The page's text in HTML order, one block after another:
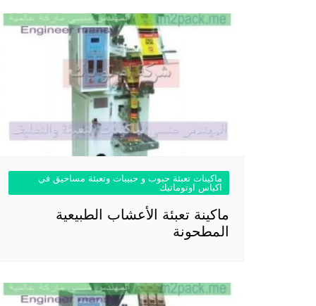
ماكينات تعبئة حبوب و حبيبات وتعبئة مساحيق في
اكياس اوتوماتيك
ماكينة تعبئة الأعشاب الطبيعية
المطحونة